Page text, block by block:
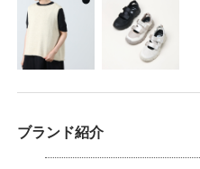
ブランド紹介